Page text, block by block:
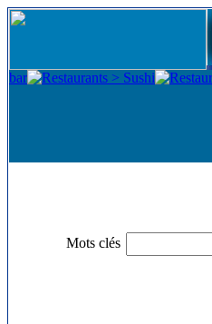
Mots clés